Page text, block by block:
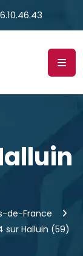
de-France
sur Halluin (59)